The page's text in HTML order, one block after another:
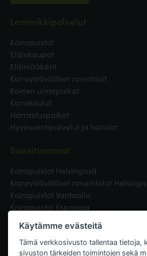
Koirapuistot
Eläinkaupat
Eläinlääkärit
Koiraystävälliset ravintolat
Koirien uimapaikat
Koirakoulut
Harrastuspaikat
Hyvinvointipalvelut ja hoitolat
Koirapuistot Helsingissä
Koiraystävälliset ravaintolat
Koirapuistot Vantaalla
Koirapuistot Espoossa
Eläinlääkäri Helsingissä
Koirapuistot Tampereella
Käytämme evästeitä
Tämä verkkosivusto tallentaa tietoja,
sivuston tärkeiden toimintojen sekä